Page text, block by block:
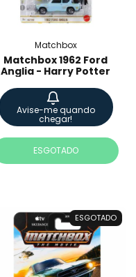
Matchbox
Matchbox 1962 Ford
Anglia - Harry Potter
Avise-me quando
chegar!
ESGOTADO
ESGOTADO